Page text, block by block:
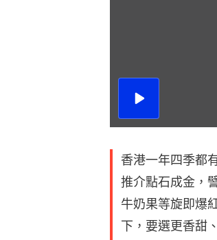
播
香港一年四季都
推介點石成金，
牛奶果等旋即爆
下，要選更香甜